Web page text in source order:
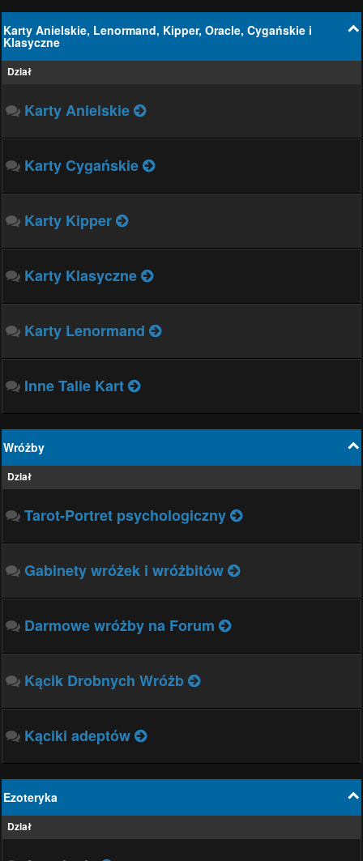
Karty Anielskie, Lenormand, Kipper, Oracle, Cygańskie i
Klasyczne
Dział
Karty Anielskie
Karty Cygańskie
Karty Kipper
Karty Klasyczne
Karty Lenormand
Inne Talie Kart
Wróżby
Dział
Tarot-Portret psychologiczny
Gabinety wróżek i wróżbitów
Darmowe wróżby na Forum
Kącik Drobnych Wróżb
Kąciki adeptów
Ezoteryka
Dział